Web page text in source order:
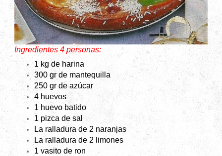
Ingredientes 4 personas:
1 kg de harina
300 gr de mantequilla
250 gr de azúcar
4 huevos
1 huevo batido
1 pizca de sal
La ralladura de 2 naranjas
La ralladura de 2 limones
1 vasito de ron